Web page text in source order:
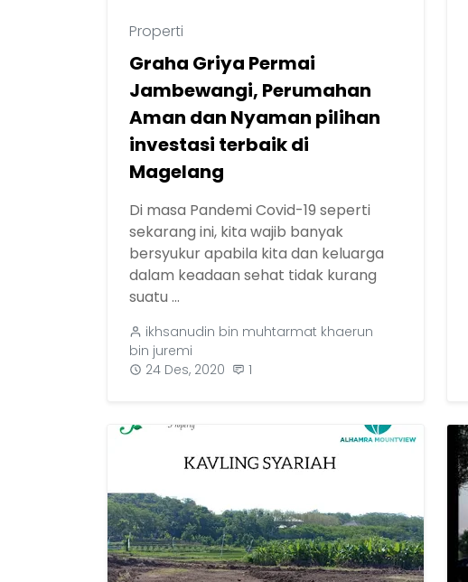
Properti
Graha Griya Permai
Jambewangi, Perumahan
Aman dan Nyaman pilihan
investasi terbaik di
Magelang
Di masa Pandemi Covid-19 seperti
sekarang ini, kita wajib banyak
bersyukur apabila kita dan keluarga
dalam keadaan sehat tidak kurang
suatu ...
ikhsanudin bin muhtarmat khaerun
bin juremi
24 Des, 2020
1